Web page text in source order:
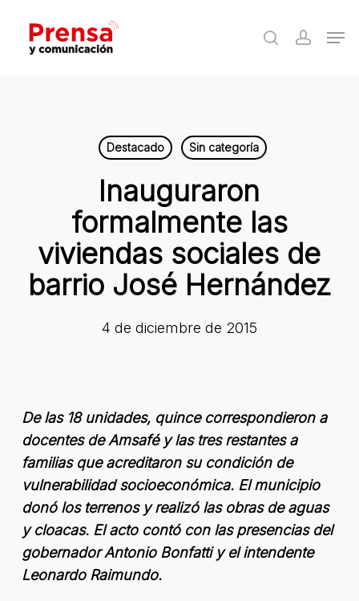
main
search
Destacado Sin categoría
Inauguraron
formalmente las
viviendas sociales de
barrio José Hernández
4 de diciembre de 2015
De las 18 unidades, quince correspondieron a
docentes de Amsafé y las tres restantes a
familias que acreditaron su condición de
vulnerabilidad socioeconómica. El municipio
donó los terrenos y realizó las obras de aguas
y cloacas. El acto contó con las presencias del
gobernador Antonio Bonfatti y el intendente
Leonardo Raimundo.